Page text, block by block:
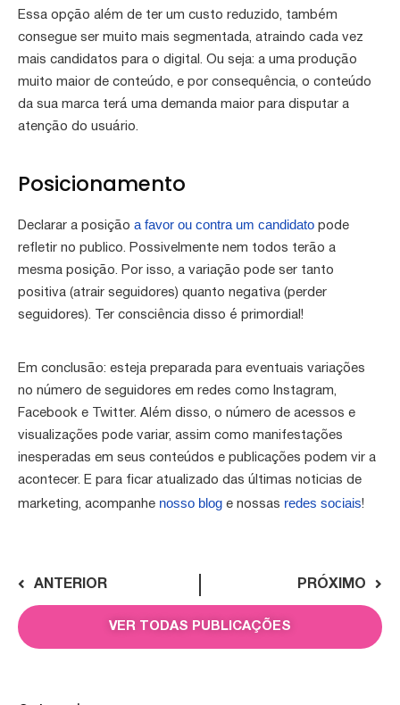
Essa opção além de ter um custo reduzido, também
consegue ser muito mais segmentada, atraindo cada vez
mais candidatos para o digital. Ou seja: a uma produção
muito maior de conteúdo, e por consequência, o conteúdo
da sua marca terá uma demanda maior para disputar a
atenção do usuário.
Posicionamento
Declarar a posição a favor ou contra um candidato pode
refletir no publico. Possivelmente nem todos terão a
mesma posição. Por isso, a variação pode ser tanto
positiva (atrair seguidores) quanto negativa (perder
seguidores). Ter consciência disso é primordial!
Em conclusão: esteja preparada para eventuais variações
no número de seguidores em redes como Instagram,
Facebook e Twitter. Além disso, o número de acessos e
visualizações pode variar, assim como manifestações
inesperadas em seus conteúdos e publicações podem vir a
acontecer. E para ficar atualizado das últimas noticias de
marketing, acompanhe nosso blog e nossas redes sociais!
ANTERIOR PRÓXIMO
VER TODAS PUBLICAÇÕES